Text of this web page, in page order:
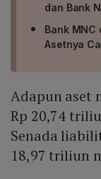
dan Bank
Bank MNC
Asetnya
Adapun aset
Rp 20,74
Senada
18,97 triliun